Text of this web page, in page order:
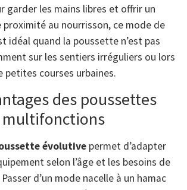
garder les mains libres et offrir un
au nourrisson, ce mode de
idéal quand la poussette n’est pas
sur les sentiers irréguliers ou lors
petites courses urbaines.
des poussettes
multifonctions
évolutive permet d’adapter
selon l’âge et les besoins de
d’un mode nacelle à un hamac